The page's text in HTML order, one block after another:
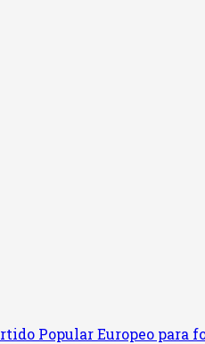
Popular Europeo